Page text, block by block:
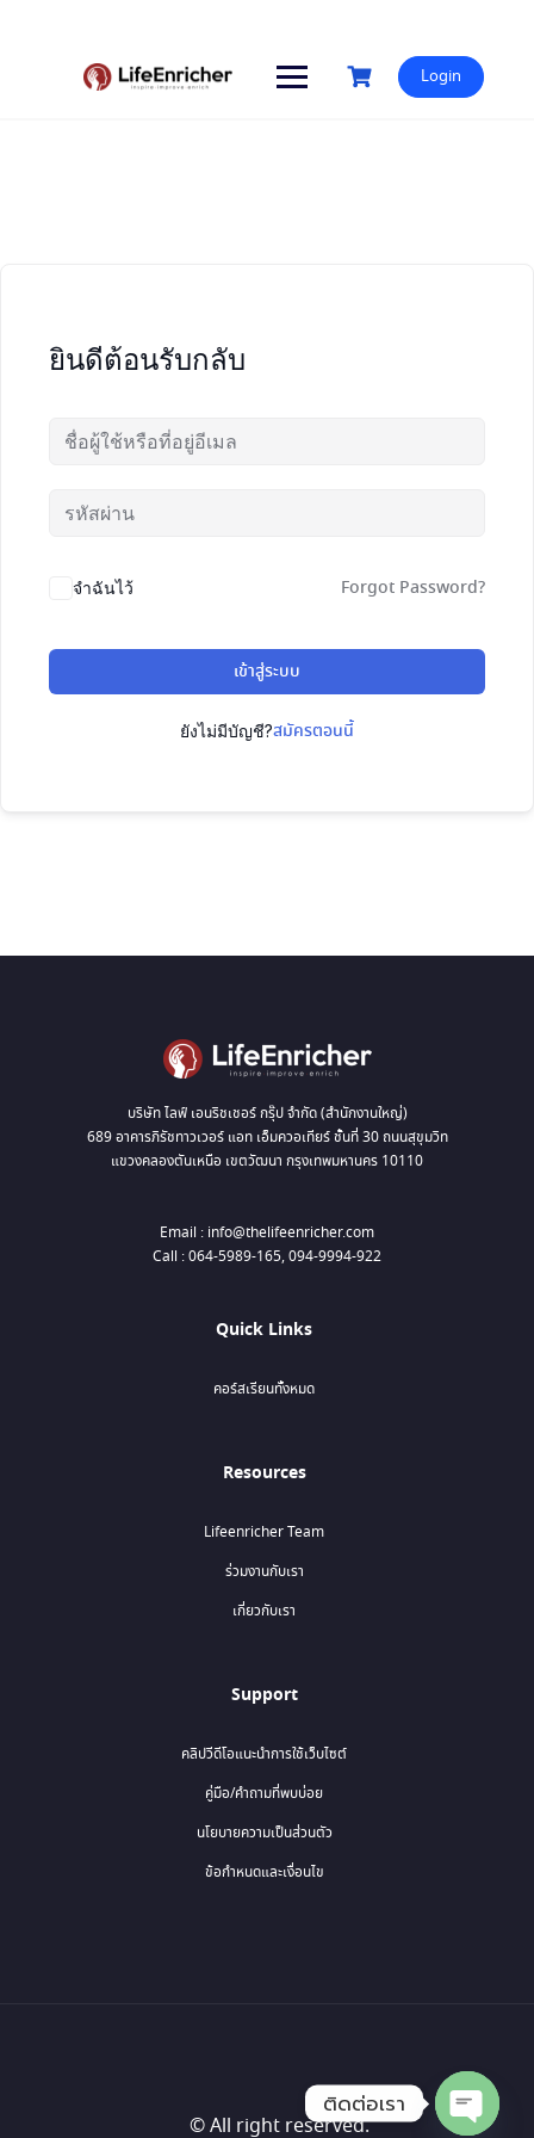
Login
ยินดีต้อนรับกลับ
จำฉันไว้ Forgot Password?
เข้าสู่ระบบ
ยังไม่มีบัญชี?สมัครตอนนี้
บริษัท ไลฟ์ เอนริชเชอร์ กรุ๊ป จำกัด (สำนักงานใหญ่)
689 อาคารภิรัชทาวเวอร์ แอท เอ็มควอเทียร์ ชั้นที่ 30 ถนนสุขุมวิท
แขวงคลองตันเหนือ เขตวัฒนา กรุงเทพมหานคร 10110
Email : info@thelifeenricher.com
Call : 064-5989-165, 094-9994-922
Quick Links
คอร์สเรียนทั้งหมด
Resources
Lifeenricher Team
ร่วมงานกับเรา
เกี่ยวกับเรา
Support
คลิปวีดีโอแนะนำการใช้เว็บไซต์
คู่มือ/คำถามที่พบบ่อย
นโยบายความเป็นส่วนตัว
ข้อกำหนดและเงื่อนไข
© All right reserved.
ติดต่อเรา